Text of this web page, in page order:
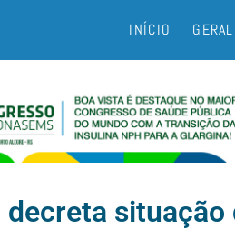
INÍCIO GERAL
decreta